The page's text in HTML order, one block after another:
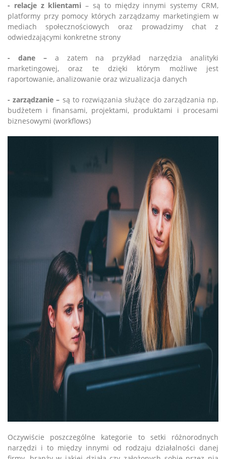
- relacje z klientami– są to między innymi systemy CRM,
platformy przy pomocy których zarządzamy marketingiem w
mediach społecznościowych oraz prowadzimy chat z
odwiedzającymi konkretne strony
- dane –a zatem na przykład narzędzia analityki
marketingowej, oraz te dzięki którym możliwe jest
raportowanie, analizowanie oraz wizualizacja danych
- zarządzanie – są to rozwiązania służące do zarządzania np.
budżetem i finansami, projektami, produktami i procesami
biznesowymi (workflows)
Oczywiście poszczególne kategorie to setki różnorodnych
narzędzi i to między innymi od rodzaju działalności danej